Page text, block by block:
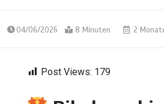
04/06/2026 8 Minuten 2
Post Views: 179